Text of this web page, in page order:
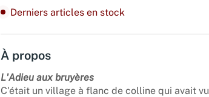
Derniers articles en stock
À propos
L'Adieu aux bruyères
C'était un village à flanc de colline qui avait